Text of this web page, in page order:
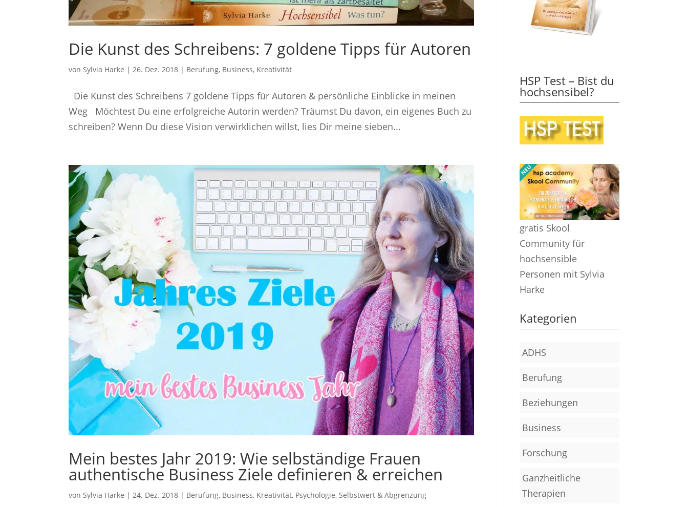
Die Kunst des Schreibens: 7 goldene Tipps für Autoren
von Sylvia Harke | 26. Dez. 2018 | Berufung, Business, Kreativität
Die Kunst des Schreibens 7 goldene Tipps für Autoren & persönliche Einblicke in meinen
Weg Möchtest Du eine erfolgreiche Autorin werden? Träumst Du davon, ein eigenes Buch zu
schreiben? Wenn Du diese Vision verwirklichen willst, lies Dir meine sieben...
Mein bestes Jahr 2019: Wie selbständige Frauen
authentische Business Ziele definieren & erreichen
von Sylvia Harke | 24. Dez. 2018 | Berufung, Business, Kreativität, Psychologie, Selbstwert & Abgrenzung
HSP Test – Bist du
hochsensibel?
gratis Skool
Community für
hochsensible
Personen mit Sylvia
Harke
Kategorien
ADHS
Berufung
Beziehungen
Business
Forschung
Ganzheitliche
Therapien